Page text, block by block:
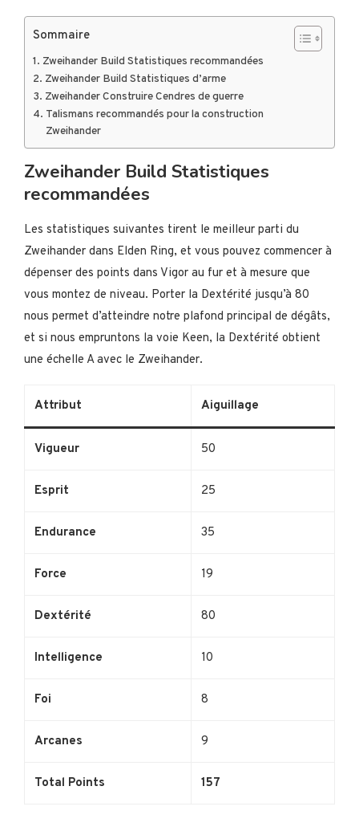
Sommaire
Zweihander Build Statistiques recommandées
Zweihander Build Statistiques d’arme
Zweihander Construire Cendres de guerre
Talismans recommandés pour la construction
Zweihander
Zweihander Build Statistiques
recommandées
Les statistiques suivantes tirent le meilleur parti du
Zweihander dans Elden Ring, et vous pouvez commencer à
dépenser des points dans Vigor au fur et à mesure que
vous montez de niveau. Porter la Dextérité jusqu’à 80
nous permet d’atteindre notre plafond principal de dégâts,
et si nous empruntons la voie Keen, la Dextérité obtient
une échelle A avec le Zweihander.
Attribut Aiguillage
Vigueur 50
Esprit 25
Endurance 35
Force 19
Dextérité 80
Intelligence 10
Foi 8
Arcanes 9
Total Points 157